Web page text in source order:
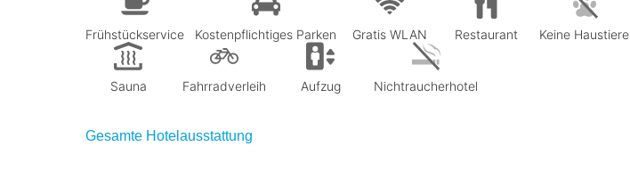
Frühstückservice Kostenpflichtiges Parken Gratis WLAN Restaurant Keine Haustiere
Sauna Fahrradverleih Aufzug Nichtraucherhotel
Gesamte Hotelausstattung